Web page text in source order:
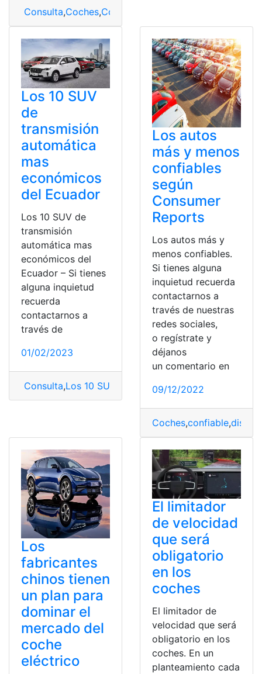
Consulta,Coches,Coches eléctricos
Los 10 SUV
de
transmisión
automática
mas
económicos
del Ecuador
Los 10 SUV de
transmisión
automática mas
económicos del
Ecuador – Si tienes
alguna inquietud
recuerda
contactarnos a
través de
01/02/2023
Consulta,Los 10 SUV de transmisión automática
Los autos
más y menos
confiables
según
Consumer
Reports
Los autos más y
menos confiables.
Si tienes alguna
inquietud recuerda
contactarnos a
través de nuestras
redes sociales,
o regístrate y
déjanos
un comentario en
09/12/2022
Coches,confiable,display
Los
fabricantes
chinos tienen
un plan para
dominar el
mercado del
coche
eléctrico
El limitador
de velocidad
que será
obligatorio
en los
coches
El limitador de
velocidad que será
obligatorio en los
coches. En un
planteamiento cada